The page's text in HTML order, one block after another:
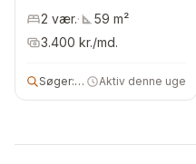
Bispebjerg
2 vær.· 59 m²
3.400 kr./md.
Søger:3 vær andelsbolig
Aktiv denne uge